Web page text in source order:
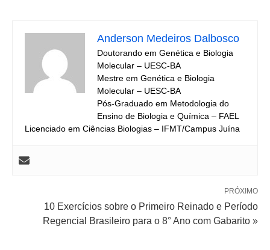
Anderson Medeiros Dalbosco
Doutorando em Genética e Biologia
Molecular – UESC-BA
Mestre em Genética e Biologia
Molecular – UESC-BA
Pós-Graduado em Metodologia do
Ensino de Biologia e Química – FAEL
Licenciado em Ciências Biologias – IFMT/Campus Juína
PRÓXIMO
10 Exercícios sobre o Primeiro Reinado e Período
Regencial Brasileiro para o 8° Ano com Gabarito »